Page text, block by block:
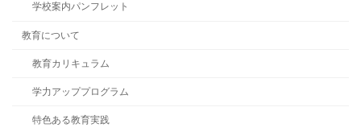
学校案内パンフレット
教育について
教育カリキュラム
学力アッププログラム
特色ある教育実践